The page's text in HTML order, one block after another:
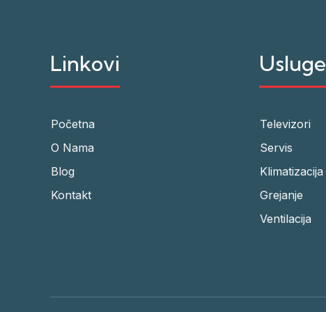
Linkovi
Početna
O Nama
Blog
Kontakt
Usluge
Televizori
Servis
Klimatizacija
Grejanje
Ventilacija